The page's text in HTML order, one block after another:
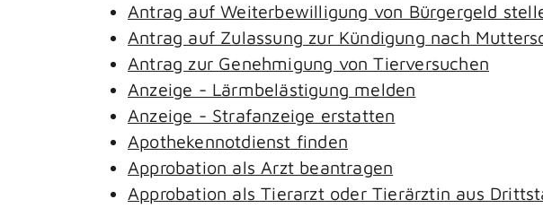
Antrag auf Weiterbewilligung von Bürgergeld
Antrag auf Zulassung zur Kündigung nach
Antrag zur Genehmigung von Tierversuchen
Anzeige - Lärmbelästigung melden
Anzeige - Strafanzeige erstatten
Apothekennotdienst finden
Approbation als Arzt beantragen
Approbation als Tierarzt oder Tierärztin aus